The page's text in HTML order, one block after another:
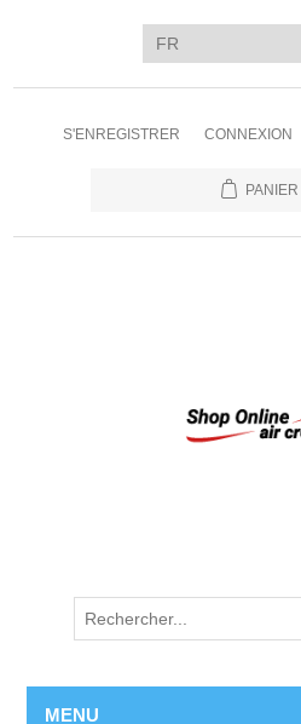
S'ENREGISTRER CONNEXION
PANIER
MENU